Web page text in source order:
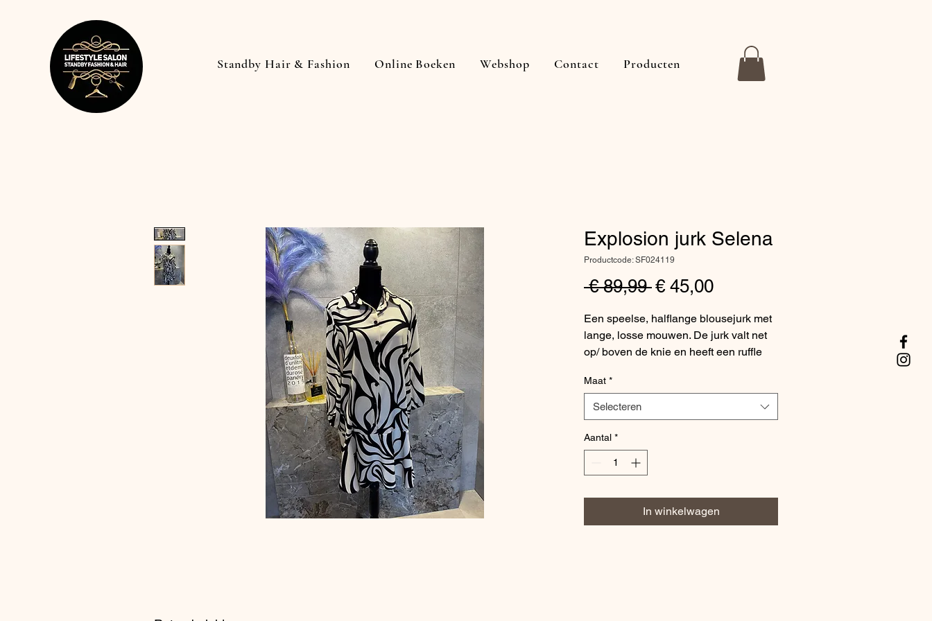
Standby Hair & Fashion Online Boeken Webshop Contact Producten
Explosion jurk Selena
Productcode: SF024119
€ 89,99 Normale
€ 45,00Verkoopprijs
Een speelse, halflange blousejurk met
lange, losse mouwen. De jurk valt net
op/ boven de knie en heeft een ruffle
speels valt. Hij is afgewerkt met een v-
hals en een kraagje. Hij is gebroken wit
met zwarte sierlijke strepen.
Materiaal:
Maat *
Selecteren
Aantal *
In winkelwagen